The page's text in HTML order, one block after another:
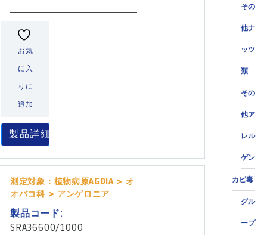
その
他ナ
ッツ
類
その
他ア
レル
ゲン
カビ毒
グル
ープ
お気
に入
りに
追加
製品詳細
測定対象：植物病原AGDIA > オ
オバコ科 > アンゲロニア
製品コード:
SRA36600/1000